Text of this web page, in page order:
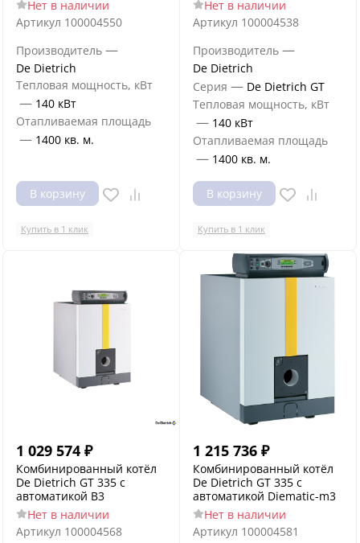
Нет в наличии
Артикул 100004550
Производитель —
De Dietrich
Тепловая мощность, кВт
— 140 кВт
Отапливаемая площадь
— 1400 кв. м.
В корзину
Купить в 1 клик
Нет в наличии
Артикул 100004538
Производитель —
De Dietrich
Серия — De Dietrich GT
Тепловая мощность, кВт
— 140 кВт
Отапливаемая площадь
— 1400 кв. м.
В корзину
Купить в 1 клик
1 029 574 ₽
Комбинированный котёл
De Dietrich GT 335 с
автоматикой B3
Нет в наличии
Артикул 100004568
1 215 736 ₽
Комбинированный котёл
De Dietrich GT 335 с
автоматикой Diematic-m3
Нет в наличии
Артикул 100004581